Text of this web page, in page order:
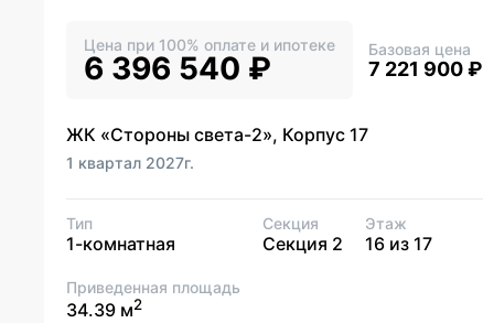
Цена при 100% оплате и ипотеке
6 396 540 ₽
Базовая цена
7 221 900 ₽
ЖК «Стороны света-2», Корпус 17
1 квартал 2027г.
Тип
1-комнатная
Секция
Секция 2
Этаж
16 из 17
Приведенная площадь
34.39 м2